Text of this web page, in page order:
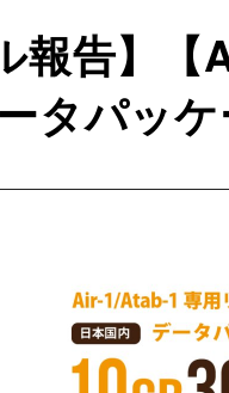
報告】
タパッ